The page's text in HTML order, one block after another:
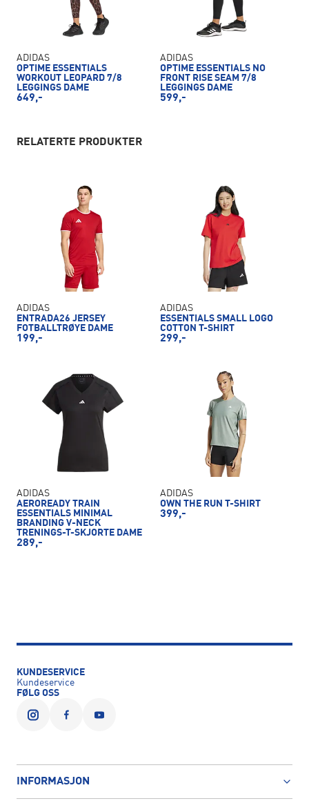
ADIDAS
OPTIME ESSENTIALS
WORKOUT LEOPARD 7/8
LEGGINGS DAME
649,-
ADIDAS
OPTIME ESSENTIALS NO
FRONT RISE SEAM 7/8
LEGGINGS DAME
599,-
RELATERTE PRODUKTER
ADIDAS
ENTRADA26 JERSEY
FOTBALLTRØYE DAME
199,-
ADIDAS
ESSENTIALS SMALL LOGO
COTTON T-SHIRT
299,-
ADIDAS
AEROREADY TRAIN
ESSENTIALS MINIMAL
BRANDING V-NECK
TRENINGS-T-SKJORTE DAME
289,-
ADIDAS
OWN THE RUN T-SHIRT
399,-
KUNDESERVICE
Kundeservice
FØLG OSS
INFORMASJON